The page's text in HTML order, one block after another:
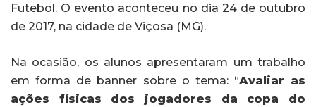
Futebol. O evento aconteceu no dia 24 de outubro
de 2017, na cidade de Viçosa (MG).
Na ocasião, os alunos apresentaram um trabalho
em forma de banner sobre o tema: “Avaliar as
ações físicas dos jogadores da copa do